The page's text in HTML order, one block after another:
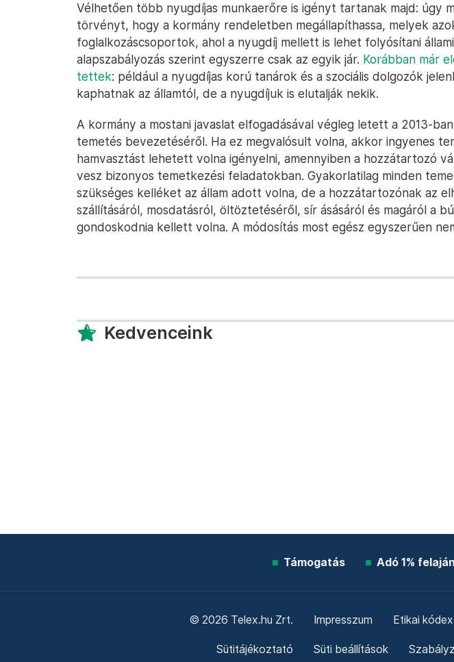
Vélhetően több nyugdíjas munkaerőre is igényt tartanak majd: úgy
törvényt, hogy a kormány rendeletben megállapíthassa, melyek
foglalkozáscsoportok, ahol a nyugdíj mellett is lehet folyósítani
alapszabályozás szerint egyszerre csak az egyik jár. Korábban már
tettek: például a nyugdíjas korú tanárok és a szociális dolgozók
kaphatnak az államtól, de a nyugdíjuk is elutalják nekik.
A kormány a mostani javaslat elfogadásával végleg letett a 2013-
temetés bevezetéséről. Ha ez megvalósult volna, akkor ingyenes
hamvasztást lehetett volna igényelni, amennyiben a hozzátartozó
vesz bizonyos temetkezési feladatokban. Gyakorlatilag minden
szükséges kelléket az állam adott volna, de a hozzátartozónak az
szállításáról, mosdatásról, öltöztetéséről, sír ásásáról és magáról a
gondoskodnia kellett volna. A módosítás most egész egyszerűen
Kedvenceink
Támogatás Adó 1%
© 2026 Telex.hu Zrt. Impresszum Etikai kódex
Sütitájékoztató Süti beállítások